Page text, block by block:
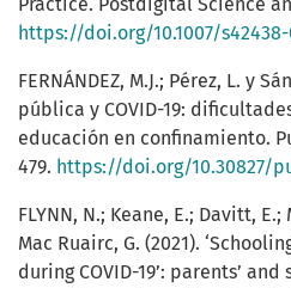
Practice. Postdigital Science
https://doi.org/10.1007/s42438-
FERNÁNDEZ, M.J.; Pérez, L. y
pública y COVID-19:
educación en confinamiento.
479. https://doi.org/10.30827/
FLYNN, N.; Keane, E.; Davitt, E.;
Mac Ruairc, G. (2021).
during COVID-19’: parents’